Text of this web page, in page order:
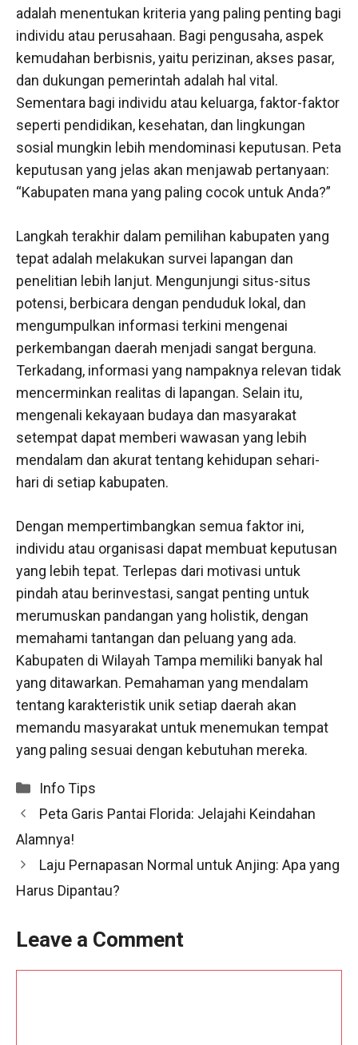
adalah menentukan kriteria yang paling penting bagi
individu atau perusahaan. Bagi pengusaha, aspek
kemudahan berbisnis, yaitu perizinan, akses pasar,
dan dukungan pemerintah adalah hal vital.
Sementara bagi individu atau keluarga, faktor-faktor
seperti pendidikan, kesehatan, dan lingkungan
sosial mungkin lebih mendominasi keputusan. Peta
keputusan yang jelas akan menjawab pertanyaan:
“Kabupaten mana yang paling cocok untuk Anda?”
Langkah terakhir dalam pemilihan kabupaten yang
tepat adalah melakukan survei lapangan dan
penelitian lebih lanjut. Mengunjungi situs-situs
potensi, berbicara dengan penduduk lokal, dan
mengumpulkan informasi terkini mengenai
perkembangan daerah menjadi sangat berguna.
Terkadang, informasi yang nampaknya relevan tidak
mencerminkan realitas di lapangan. Selain itu,
mengenali kekayaan budaya dan masyarakat
setempat dapat memberi wawasan yang lebih
mendalam dan akurat tentang kehidupan sehari-
hari di setiap kabupaten.
Dengan mempertimbangkan semua faktor ini,
individu atau organisasi dapat membuat keputusan
yang lebih tepat. Terlepas dari motivasi untuk
pindah atau berinvestasi, sangat penting untuk
merumuskan pandangan yang holistik, dengan
memahami tantangan dan peluang yang ada.
Kabupaten di Wilayah Tampa memiliki banyak hal
yang ditawarkan. Pemahaman yang mendalam
tentang karakteristik unik setiap daerah akan
memandu masyarakat untuk menemukan tempat
yang paling sesuai dengan kebutuhan mereka.
Categories
Info Tips
Peta Garis Pantai Florida: Jelajahi Keindahan
Alamnya!
Laju Pernapasan Normal untuk Anjing: Apa yang
Harus Dipantau?
Leave a Comment